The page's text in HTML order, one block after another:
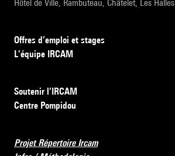
Hôtel de Ville, Rambuteau, Châtelet, Les Halles
Offres d’emploi et stages
L’équipe IRCAM
Soutenir l’IRCAM
Centre Pompidou
Projet Répertoire Ircam